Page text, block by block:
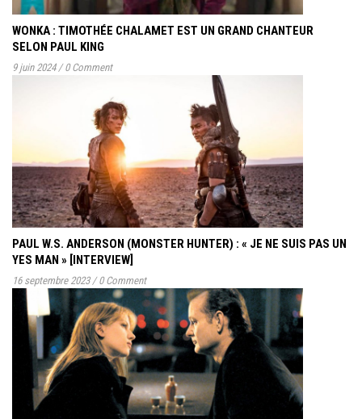
WONKA : TIMOTHÉE CHALAMET EST UN GRAND CHANTEUR
SELON PAUL KING
9 juin 2024 / 0 Comment
PAUL W.S. ANDERSON (MONSTER HUNTER) : « JE NE SUIS PAS UN
YES MAN » [INTERVIEW]
16 septembre 2023 / 0 Comment